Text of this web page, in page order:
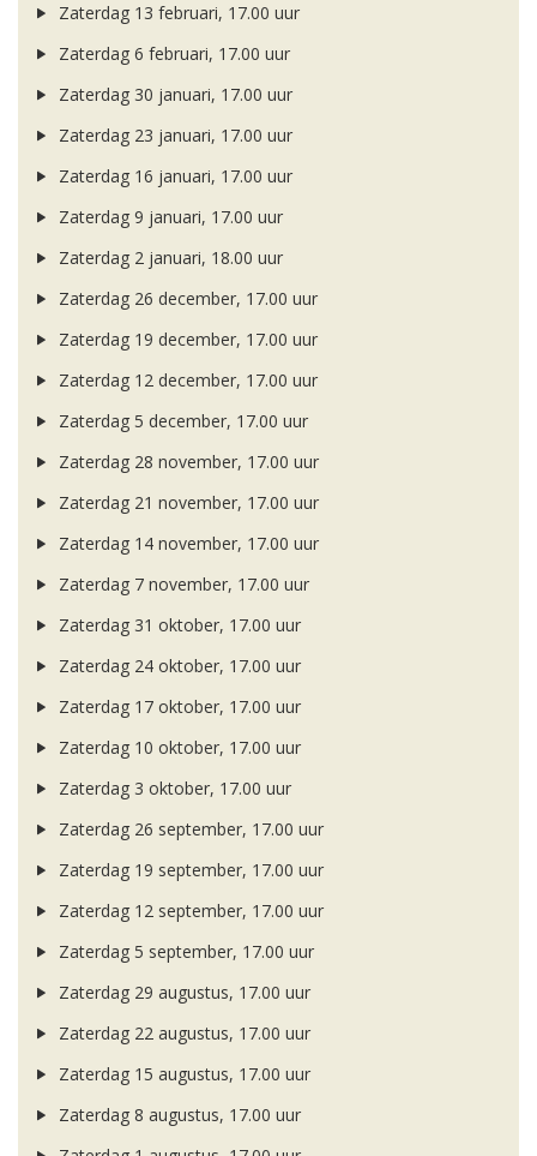
Zaterdag 13 februari, 17.00 uur
Zaterdag 6 februari, 17.00 uur
Zaterdag 30 januari, 17.00 uur
Zaterdag 23 januari, 17.00 uur
Zaterdag 16 januari, 17.00 uur
Zaterdag 9 januari, 17.00 uur
Zaterdag 2 januari, 18.00 uur
Zaterdag 26 december, 17.00 uur
Zaterdag 19 december, 17.00 uur
Zaterdag 12 december, 17.00 uur
Zaterdag 5 december, 17.00 uur
Zaterdag 28 november, 17.00 uur
Zaterdag 21 november, 17.00 uur
Zaterdag 14 november, 17.00 uur
Zaterdag 7 november, 17.00 uur
Zaterdag 31 oktober, 17.00 uur
Zaterdag 24 oktober, 17.00 uur
Zaterdag 17 oktober, 17.00 uur
Zaterdag 10 oktober, 17.00 uur
Zaterdag 3 oktober, 17.00 uur
Zaterdag 26 september, 17.00 uur
Zaterdag 19 september, 17.00 uur
Zaterdag 12 september, 17.00 uur
Zaterdag 5 september, 17.00 uur
Zaterdag 29 augustus, 17.00 uur
Zaterdag 22 augustus, 17.00 uur
Zaterdag 15 augustus, 17.00 uur
Zaterdag 8 augustus, 17.00 uur